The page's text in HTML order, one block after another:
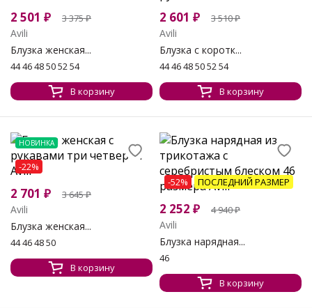
2 501 ₽ 3 375₽
Avili
Блузка женская...
44 46 48 50 52 54
В корзину
2 601 ₽ 3 510₽
Avili
Блузка с коротк...
44 46 48 50 52 54
В корзину
НОВИНКА
-22%
2 701 ₽ 3 645₽
Avili
Блузка женская...
44 46 48 50
В корзину
-52% ПОСЛЕДНИЙ РАЗМЕР
2 252 ₽ 4 940₽
Avili
Блузка нарядная...
46
В корзину